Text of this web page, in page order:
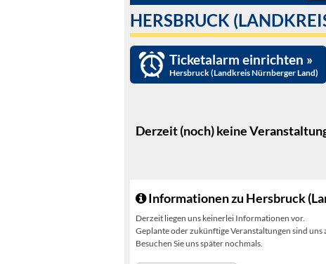
HERSBRUCK
Ticketalarm einrichten »
Hersbruck (Landkreis Nürnberger Land)
Derzeit (noch) keine
Informationen zu Hersbruck
Derzeit liegen uns keinerlei Informationen vor.
Geplante oder zukünftige Veranstaltungen sind
Besuchen Sie uns später nochmals.